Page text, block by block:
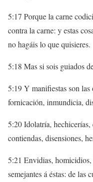
5:17 Porque la carne
contra la carne: y estas
no hagáis lo que quisieres.
5:18 Mas si sois guiados
5:19 Y manifiestas son las
fornicación, inmundicia,
5:20 Idolatría, hechicerías,
contiendas, disensiones,
5:21 Envidias, homicidios,
semejantes á éstas: de las